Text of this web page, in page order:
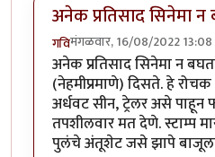
अनेक प्रतिसाद सिनेमा
गविमंगळवार, 16/08/2022 13:08
अनेक प्रतिसाद सिनेमा न
(नेहमीप्रमाणे) दिसते. हे
अर्धवट सीन, ट्रेलर असे
तपशीलवार मत देणे. स्टाम्प
पुलंचे अंतूशेट जसे झापे